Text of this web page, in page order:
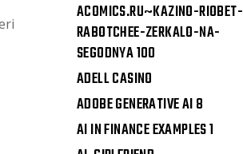
ACOMICS.RU~KAZINO-RIOBET-
RABOTCHEE-ZERKALO-NA-
SEGODNYA 100
ADELL CASINO
ADOBE GENERATIVE AI 8
AI IN FINANCE EXAMPLES 1